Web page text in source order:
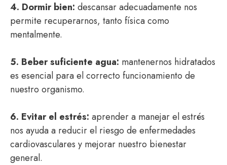
4. Dormir bien: descansar adecuadamente nos
permite recuperarnos, tanto física como
mentalmente.
5. Beber suficiente agua: mantenernos hidratados
es esencial para el correcto funcionamiento de
nuestro organismo.
6. Evitar el estrés: aprender a manejar el estrés
nos ayuda a reducir el riesgo de enfermedades
cardiovasculares y mejorar nuestro bienestar
general.